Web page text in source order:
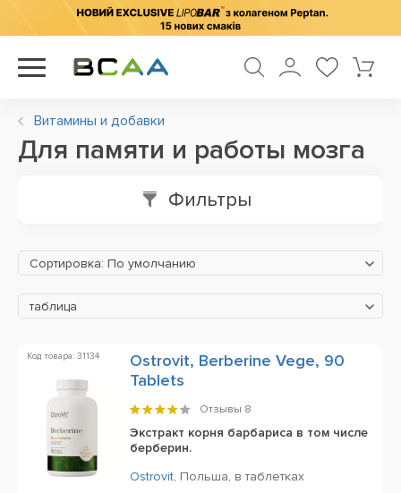
Витамины и добавки
Для памяти и работы мозга
Фильтры
Сортировка: По умолчанию
таблица
Код товара: 31134
Ostrovit, Berberine Vege, 90
Tablets
Отзывы 8
Экстракт корня барбариса в том числе
берберин.
Ostrovit, Польша, в таблетках